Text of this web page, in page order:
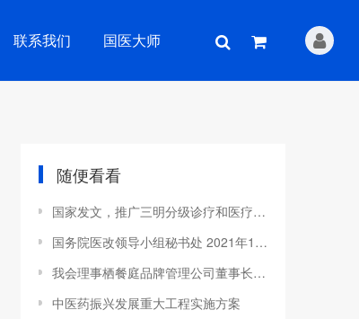
联系我们 国医大师
随便看看
国家发文，推广三明分级诊疗和医疗联合体建设经验！
国务院医改领导小组秘书处 2021年12月7日
我会理事栖餐庭品牌管理公司董事长卢朋刚主办召开的第五届南通市富硒产业发展博览会暨栖餐庭第六届9•17富硒文化展示活动隆重召开
中医药振兴发展重大工程实施方案